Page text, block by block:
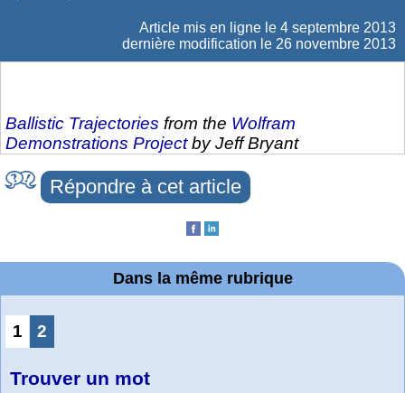
Article mis en ligne le 4 septembre 2013
dernière modification le 26 novembre 2013
Ballistic Trajectories from the Wolfram
Demonstrations Projectby Jeff Bryant
Répondre à cet article
Dans la même rubrique
1 2
Trouver un mot